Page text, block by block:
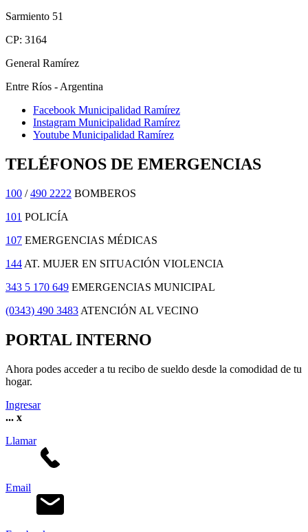
Sarmiento 51
CP: 3164
General Ramírez
Entre Ríos - Argentina
Facebook Municipalidad Ramírez
Instagram Municipalidad Ramírez
Youtube Municipalidad Ramírez
TELÉFONOS DE EMERGENCIAS
100 /490 2222 BOMBEROS
101 POLICÍA
107 EMERGENCIAS MÉDICAS
144 AT. MUJER EN SITUACIÓN VIOLENCIA
343 5 170 649 EMERGENCIAS MUNICIPAL
(0343) 490 3483 ATENCIÓN AL VECINO
PORTAL INTERNO
Ahora podes acceder a tu recibo de sueldo desde la comodidad de tu
hogar.
Ingresar
... x
Llamar
Email